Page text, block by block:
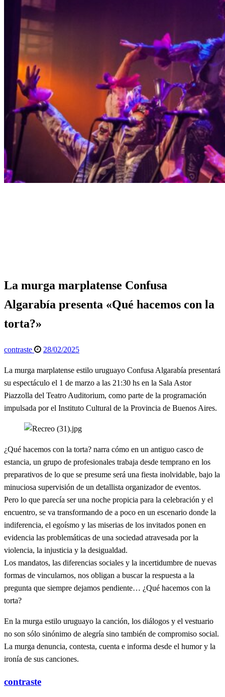
La murga marplatense Confusa
Algarabía presenta «Qué hacemos con la
torta?»
contraste
Publicado
28/02/2025
La murga marplatense estilo uruguayo Confusa Algarabía presentará
su espectáculo el 1 de marzo a las 21:30 hs en la Sala Astor
Piazzolla del Teatro Auditorium, como parte de la programación
impulsada por el Instituto Cultural de la Provincia de Buenos Aires.
¿Qué hacemos con la torta? narra cómo en un antiguo casco de
estancia, un grupo de profesionales trabaja desde temprano en los
preparativos de lo que se presume será una fiesta inolvidable, bajo la
minuciosa supervisión de un detallista organizador de eventos.
Pero lo que parecía ser una noche propicia para la celebración y el
encuentro, se va transformando de a poco en un escenario donde la
indiferencia, el egoísmo y las miserias de los invitados ponen en
evidencia las problemáticas de una sociedad atravesada por la
violencia, la injusticia y la desigualdad.
Los mandatos, las diferencias sociales y la incertidumbre de nuevas
formas de vincularnos, nos obligan a buscar la respuesta a la
pregunta que siempre dejamos pendiente… ¿Qué hacemos con la
torta?
En la murga estilo uruguayo la canción, los diálogos y el vestuario
no son sólo sinónimo de alegría sino también de compromiso social.
La murga denuncia, contesta, cuenta e informa desde el humor y la
ironía de sus canciones.
contraste